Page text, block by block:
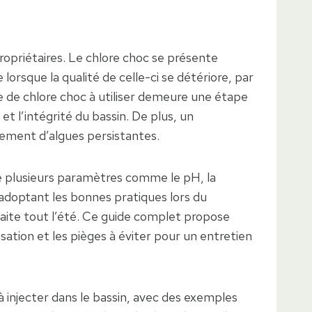
Le chlore choc se présente
la qualité de celle-ci se détériore, par
chlore choc à utiliser demeure une étape
l’intégrité du bassin. De plus, un
d’algues persistantes.
plusieurs paramètres comme le pH, la
les bonnes pratiques lors du
tout l’été. Ce guide complet propose
et les pièges à éviter pour un entretien
dans le bassin, avec des exemples